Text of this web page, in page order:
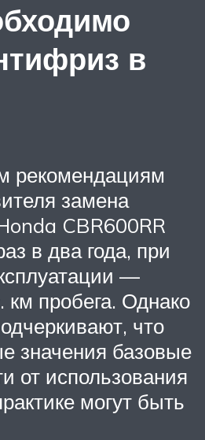
в
рекомендациям
замена
CBR600RR
в два года, при
—
пробега. Однако
что
значения базовые
от использования
могут быть